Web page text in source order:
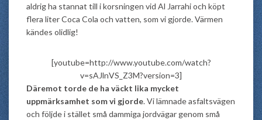
aldrig ha stannat till i korsningen vid Al Jarrahi och köpt
flera liter Coca Cola och vatten, som vi gjorde. Värmen
kändes olidlig!
[youtube=http://www.youtube.com/watch?
v=sAJlnVS_Z3M?version=3]
Däremot torde de ha väckt lika mycket
uppmärksamhet som vi gjorde. Vi lämnade asfaltsvägen
och följde i stället små dammiga jordvägar genom små